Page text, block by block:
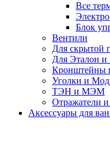
Все
Блок
Вентили
Для скрытой
Для Эталон и
Кронштейны
Уголки и
ТЭН и МЭМ
Отражатели
Аксессуары для